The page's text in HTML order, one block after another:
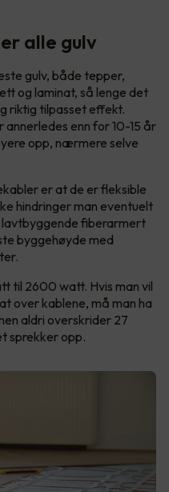
alle gulv
gulv, både tepper,
og laminat, så lenge det
riktig tilpasset effekt.
enn for 10-15 år
opp, nærmere selve
er at de er fleksible
hindringer man eventuelt
lavtbyggende fiberarmert
byggehøyde med
til 2600 watt. Hvis man vil
over kablene, må man ha
aldri overskrider 27
sprekker opp.